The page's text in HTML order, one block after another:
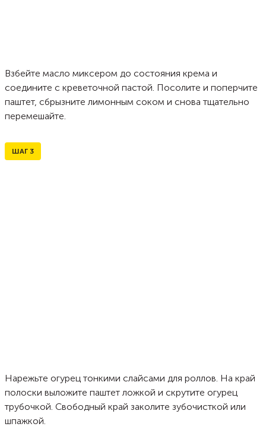
Взбейте масло миксером до состояния крема и
соедините с креветочной пастой. Посолите и поперчите
паштет, сбрызните лимонным соком и снова тщательно
перемешайте.
ШАГ 3
Нарежьте огурец тонкими слайсами для роллов. На край
полоски выложите паштет ложкой и скрутите огурец
трубочкой. Свободный край заколите зубочисткой или
шпажкой.